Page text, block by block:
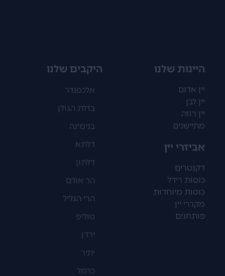
היינות שלנו
יין אדום
יין לבן
יין רוזה
מתיישנים
אביזרי יין
דקנטרים
כוסות רידל
כוסות מיוחדות
מקררי יין
פותחנים
היקבים שלנו
אלכסנדר
בזלת הגולן
בנימינה
דלתא
דלתון
הר אודם
הרי הגליל
טוליפ
ירדן
יתיר
כרמל